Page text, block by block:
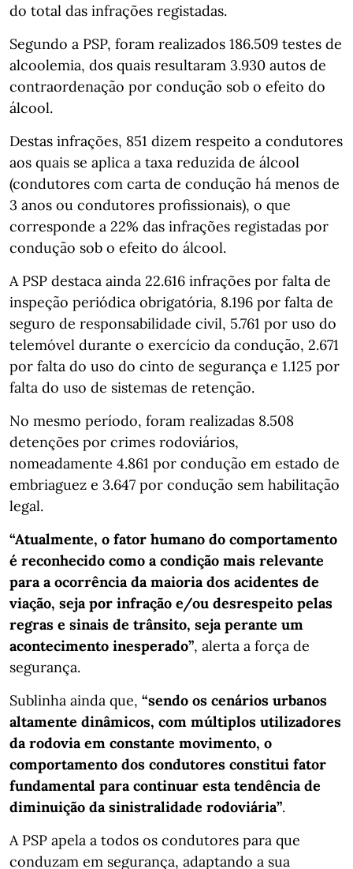
do total das infrações registadas.
Segundo a PSP, foram realizados 186.509 testes de
alcoolemia, dos quais resultaram 3.930 autos de
contraordenação por condução sob o efeito do
álcool.
Destas infrações, 851 dizem respeito a condutores
aos quais se aplica a taxa reduzida de álcool
(condutores com carta de condução há menos de
3 anos ou condutores profissionais), o que
corresponde a 22% das infrações registadas por
condução sob o efeito do álcool.
A PSP destaca ainda 22.616 infrações por falta de
inspeção periódica obrigatória, 8.196 por falta de
seguro de responsabilidade civil, 5.761 por uso do
telemóvel durante o exercício da condução, 2.671
por falta do uso do cinto de segurança e 1.125 por
falta do uso de sistemas de retenção.
No mesmo período, foram realizadas 8.508
detenções por crimes rodoviários,
nomeadamente 4.861 por condução em estado de
embriaguez e 3.647 por condução sem habilitação
legal.
“Atualmente, o fator humano do comportamento
é reconhecido como a condição mais relevante
para a ocorrência da maioria dos acidentes de
viação, seja por infração e/ou desrespeito pelas
regras e sinais de trânsito, seja perante um
acontecimento inesperado”, alerta a força de
segurança.
Sublinha ainda que, “sendo os cenários urbanos
altamente dinâmicos, com múltiplos utilizadores
da rodovia em constante movimento, o
comportamento dos condutores constitui fator
fundamental para continuar esta tendência de
diminuição da sinistralidade rodoviária”.
A PSP apela a todos os condutores para que
conduzam em segurança, adaptando a sua